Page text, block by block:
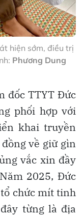
hiện sớm, điều trị
Phương Dung
đốc TTYT Đức
phối hợp với
khai truyền
về giữ gìn
vắc xin đầy
2025, Đức
chức mít tinh
từng là địa